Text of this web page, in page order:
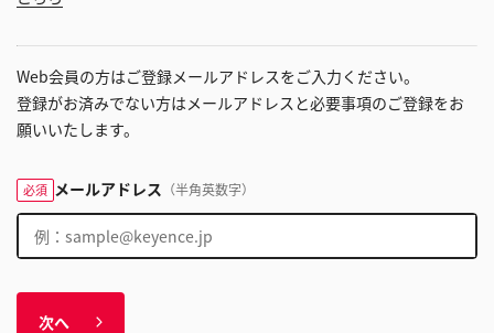
Web会員の方はご登録メールアドレスをご入力ください。
登録がお済みでない方はメールアドレスと必要事項のご登録をお
願いいたします。
必須 メールアドレス （半角英数字）
次へ